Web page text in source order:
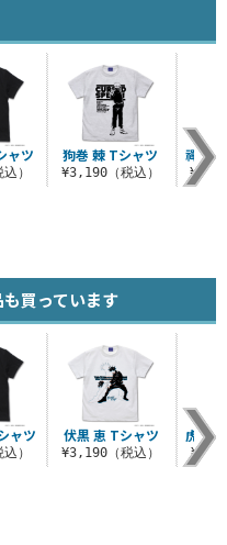
ャツ
）
狗巻 棘 Tシャツ
¥3,190（税込）
禪院
買っています
ャツ
）
伏黒 恵 Tシャツ
¥3,190（税込）
虎杖